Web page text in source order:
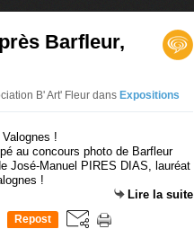
Barfleur,
B' Art' Fleur dans Expositions
au concours photo de Barfleur
José-Manuel PIRES DIAS, lauréat
!
Lire la suite
Repost